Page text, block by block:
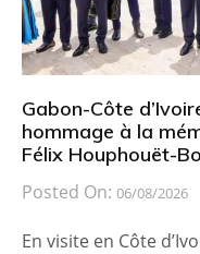
Gabon-Côte
hommage à la
Félix Houphouët-
Posted On: 06/08/2026
En visite en Côte